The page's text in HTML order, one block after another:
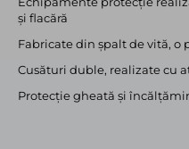
şi flacără
Fabricate din şpalt de vită, o
Cusături duble, realizate cu
Protecție gheată și